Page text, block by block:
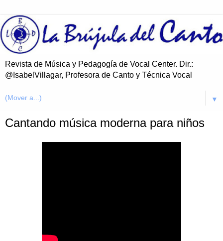
Revista de Música y Pedagogía de Vocal Center. Dir.:
@IsabelVillagar, Profesora de Canto y Técnica Vocal
▼
Cantando música moderna para niños